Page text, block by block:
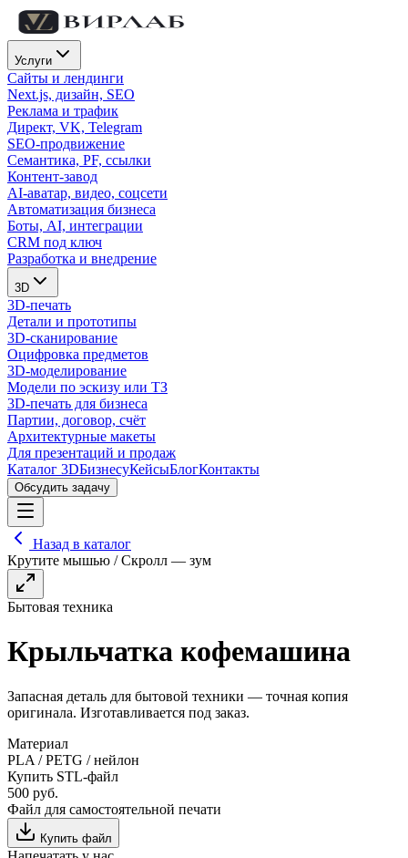
Услуги
Сайты и лендинги
Next.js, дизайн, SEO
Реклама и трафик
Директ, VK, Telegram
SEO-продвижение
Семантика, PF, ссылки
Контент-завод
AI-аватар, видео, соцсети
Автоматизация бизнеса
Боты, AI, интеграции
CRM под ключ
Разработка и внедрение
3D
3D-печать
Детали и прототипы
3D-сканирование
Оцифровка предметов
3D-моделирование
Модели по эскизу или ТЗ
3D-печать для бизнеса
Партии, договор, счёт
Архитектурные макеты
Для презентаций и продаж
Каталог 3DБизнесуКейсыБлогКонтакты
Обсудить задачу
Назад в каталог
Крутите мышью / Скролл — зум
Бытовая техника
Крыльчатка кофемашина
Запасная деталь для бытовой техники — точная копия
оригинала. Изготавливается под заказ.
Материал
PLA / PETG / нейлон
Купить STL-файл
500 руб.
Файл для самостоятельной печати
Купить файл